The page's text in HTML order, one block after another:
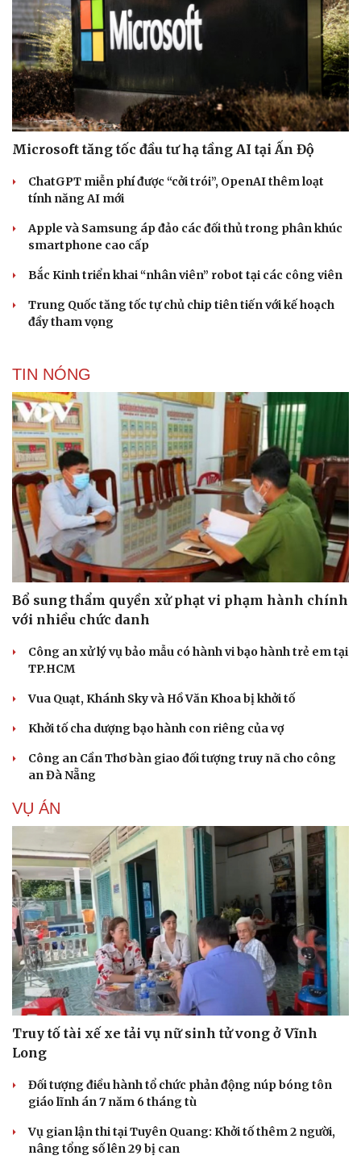
Cải chính
Microsoft tăng tốc đầu tư hạ tầng AI tại Ấn Độ
ChatGPT miễn phí được “cởi trói”, OpenAI thêm loạt
tính năng AI mới
Apple và Samsung áp đảo các đối thủ trong phân khúc
smartphone cao cấp
Bắc Kinh triển khai “nhân viên” robot tại các công viên
Trung Quốc tăng tốc tự chủ chip tiên tiến với kế hoạch
đầy tham vọng
TIN NÓNG
Bổ sung thẩm quyền xử phạt vi phạm hành chính
với nhiều chức danh
Công an xử lý vụ bảo mẫu có hành vi bạo hành trẻ em tại
TP.HCM
Vua Quạt, Khánh Sky và Hồ Văn Khoa bị khởi tố
Khởi tố cha dượng bạo hành con riêng của vợ
Công an Cần Thơ bàn giao đối tượng truy nã cho công
an Đà Nẵng
VỤ ÁN
Truy tố tài xế xe tải vụ nữ sinh tử vong ở Vĩnh
Long
Đối tượng điều hành tổ chức phản động núp bóng tôn
giáo lĩnh án 7 năm 6 tháng tù
Vụ gian lận thi tại Tuyên Quang: Khởi tố thêm 2 người,
nâng tổng số lên 29 bị can